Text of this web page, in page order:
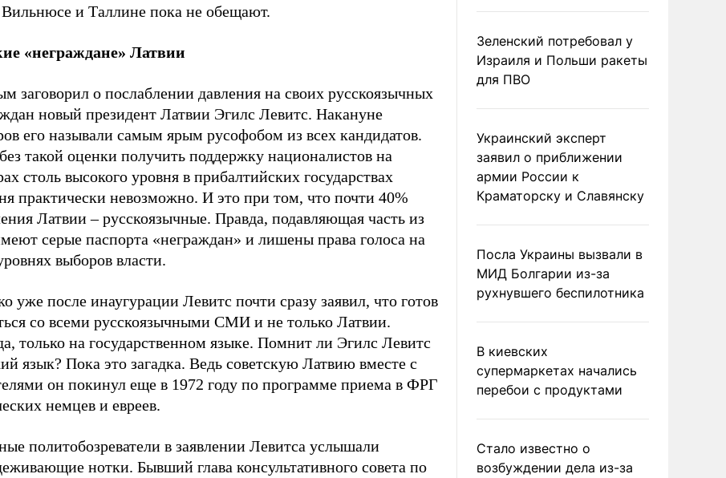
Вильнюсе и Таллине пока не обещают.
«неграждане» Латвии
заговорил о послаблении давления на своих русскоязычных
новый президент Латвии Эгилс Левитс. Накануне
его называли самым ярым русофобом из всех кандидатов.
такой оценки получить поддержку националистов на
столь высокого уровня в прибалтийских государствах
практически невозможно. И это при том, что почти 40%
Латвии – русскоязычные. Правда, подавляющая часть из
серые паспорта «неграждан» и лишены права голоса на
выборов власти.
уже после инаугурации Левитс почти сразу заявил, что готов
со всеми русскоязычными СМИ и не только Латвии.
только на государственном языке. Помнит ли Эгилс Левитс
язык? Пока это загадка. Ведь советскую Латвию вместе с
он покинул еще в 1972 году по программе приема в ФРГ
немцев и евреев.
политобозреватели в заявлении Левитса услышали
нотки. Бывший глава консультативного совета по
Зеленский потребовал у
Израиля и Польши ракеты
для ПВО
Украинский эксперт
заявил о приближении
армии России к
Краматорску и Славянску
Посла Украины вызвали в
МИД Болгарии из-за
рухнувшего беспилотника
В киевских
супермаркетах начались
перебои с продуктами
Стало известно о
возбуждении дела из-за